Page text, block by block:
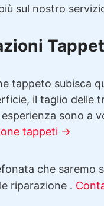
sul nostro
tappeto subisca
il taglio delle
sono a
tappeti →
che saremo
riparazione .